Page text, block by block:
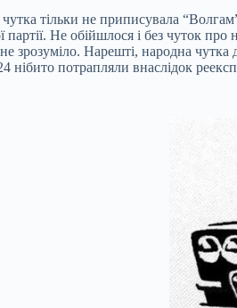
чутка тільки не приписувала
партії. Не обійшлося і без чуток
зрозуміло. Нарешті, народна
потрапляли внаслідок